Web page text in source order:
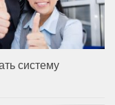
систему